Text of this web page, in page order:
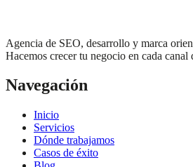
Agencia de SEO, desarrollo y marca
Hacemos crecer tu negocio en cada canal
Navegación
Inicio
Servicios
Dónde trabajamos
Casos de éxito